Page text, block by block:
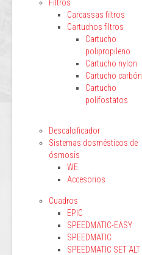
Filtros
Carcassas filtros
Cartuchos filtros
Cartucho
polipropileno
Cartucho nylon
Cartucho carbón
Cartucho
polifostatos
Descalcificador
Sistemas dosmésticos de
ósmosis
WE
Accesorios
Cuadros
EPIC
SPEEDMATIC-EASY
SPEEDMATIC
SPEEDMATIC SET ALT